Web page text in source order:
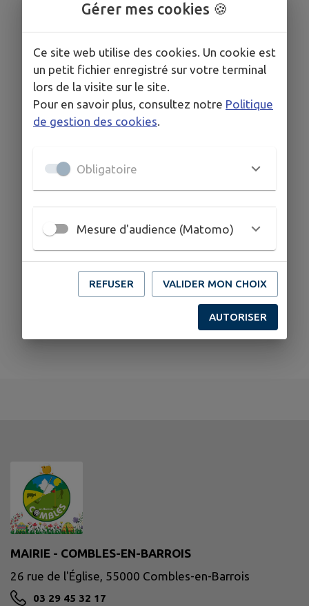
MAIRIE - COMBLES-EN-BARROIS
26 rue de l'Église, 55000 Combles-en-Barrois
03 29 45 32 17
Gérer mes cookies 🍪
Ce site web utilise des cookies. Un cookie est
un petit fichier enregistré sur votre terminal
lors de la visite sur le site.
Pour en savoir plus, consultez notre Politique
de gestion des cookies.
Obligatoire
Mesure d'audience (Matomo)
REFUSER VALIDER MON CHOIX
AUTORISER